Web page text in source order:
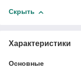
Скрыть
Характеристики
Основные